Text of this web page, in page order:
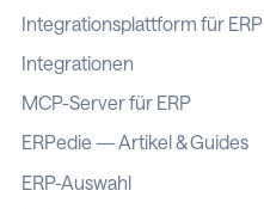
Integrationsplattform für ERP
Integrationen
MCP-Server für ERP
ERPedie — Artikel & Guides
ERP-Auswahl